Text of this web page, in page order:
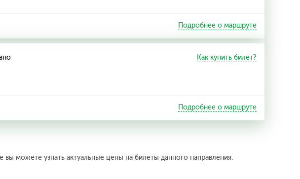
Подробнее о маршруте
Как купить билет?
Подробнее о маршруте
можете узнать актуальные цены на билеты данного направления.